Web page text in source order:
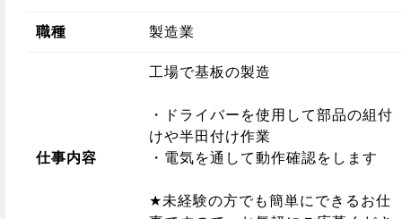
職種 製造業
仕事内容
工場で基板の製造
・ドライバーを使用して部品の組付
けや半田付け作業
・電気を通して動作確認をします
★未経験の方でも簡単にできるお仕